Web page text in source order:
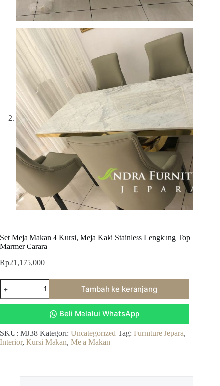
Set Meja Makan 4 Kursi, Meja Kaki Stainless Lengkung Top
Marmer Carara
Rp21,175,000
Kuantitas
Set
Meja
Kursi,
Meja
Kaki
Tambah ke keranjang
Beli Melalui WhatsApp
SKU: MJ38 Kategori: Uncategorized Tag: Furniture Jepara,
Interior, Kursi Makan, Meja Makan